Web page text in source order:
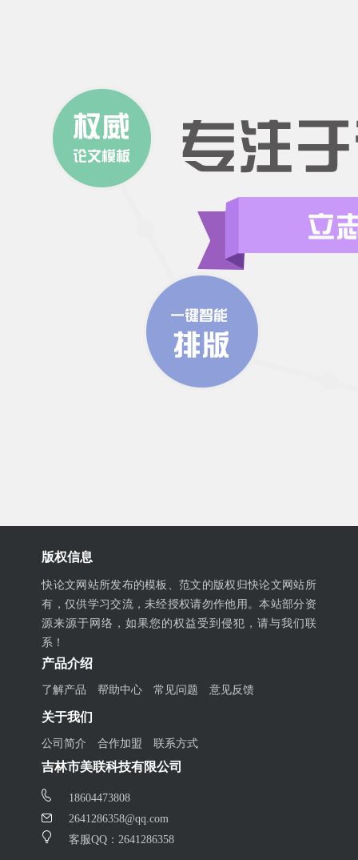
版权信息
快论文网站所发布的模板、范文的版权归快论文网站所
有，仅供学习交流，未经授权请勿作他用。本站部分资
源来源于网络，如果您的权益受到侵犯，请与我们联
系！
产品介绍
了解产品 帮助中心 常见问题 意见反馈
关于我们
公司简介 合作加盟 联系方式
吉林市美联科技有限公司
18604473808
2641286358@qq.com
客服QQ：2641286358